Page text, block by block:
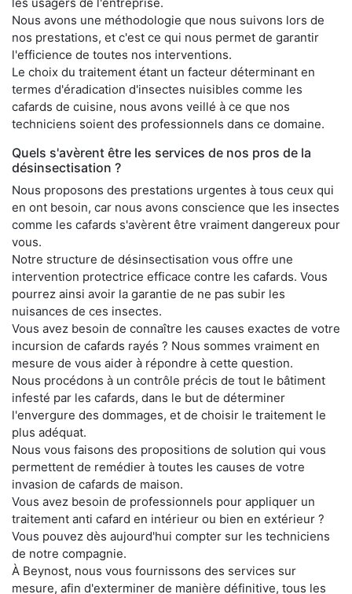
Nous avons une méthodologie que nous suivons lors de
nos prestations, et c'est ce qui nous permet de garantir
l'efficience de toutes nos interventions.
Le choix du traitement étant un facteur déterminant en
termes d'éradication d'insectes nuisibles comme les
cafards de cuisine, nous avons veillé à ce que nos
techniciens soient des professionnels dans ce domaine.
Quels s'avèrent être les services de nos pros de la
désinsectisation ?
Nous proposons des prestations urgentes à tous ceux qui
en ont besoin, car nous avons conscience que les insectes
comme les cafards s'avèrent être vraiment dangereux pour
vous.
Notre structure de désinsectisation vous offre une
intervention protectrice efficace contre les cafards. Vous
pourrez ainsi avoir la garantie de ne pas subir les
nuisances de ces insectes.
Vous avez besoin de connaître les causes exactes de votre
incursion de cafards rayés ? Nous sommes vraiment en
mesure de vous aider à répondre à cette question.
Nous procédons à un contrôle précis de tout le bâtiment
infesté par les cafards, dans le but de déterminer
l'envergure des dommages, et de choisir le traitement le
plus adéquat.
Nous vous faisons des propositions de solution qui vous
permettent de remédier à toutes les causes de votre
invasion de cafards de maison.
Vous avez besoin de professionnels pour appliquer un
traitement anti cafard en intérieur ou bien en extérieur ?
Vous pouvez dès aujourd'hui compter sur les techniciens
de notre compagnie.
À Beynost, nous vous fournissons des services sur
mesure, afin d'exterminer de manière définitive, tous les